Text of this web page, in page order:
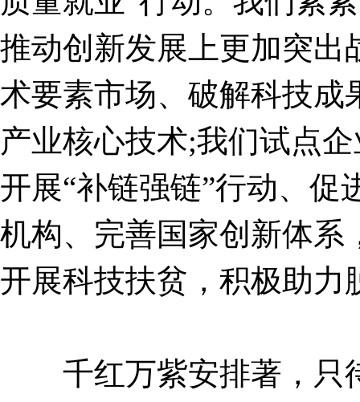
推动创新发展上更加突出
术要素市场、破解科技成
产业核心技术;我们试点
开展“补链强链”行动、
机构、完善国家创新体系
开展科技扶贫，积极助
千红万紫安排著，只待